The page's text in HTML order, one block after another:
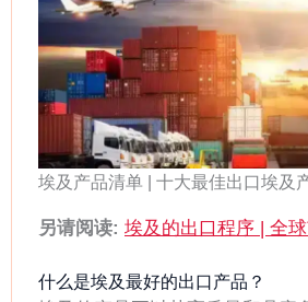
另请阅读: 埃及的出口程序 | 全
什么是埃及最好的出口产品？